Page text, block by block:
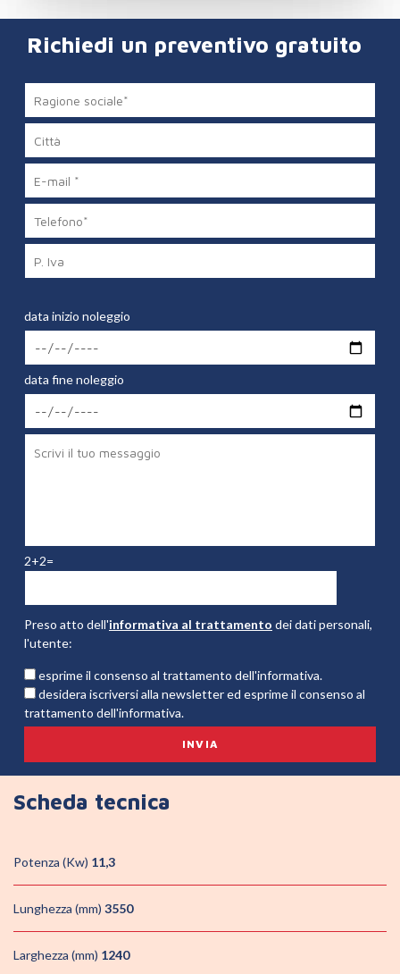
Scheda tecnica
Potenza (Kw) 11,3
Lunghezza (mm) 3550
Larghezza (mm) 1240
Richiedi un preventivo gratuito
data inizio noleggio
data fine noleggio
2+2=
Preso atto dell'informativa al trattamento dei dati personali,
l'utente:
esprime il consenso al trattamento dell'informativa.
desidera iscriversi alla newsletter ed esprime il consenso al
trattamento dell'informativa.